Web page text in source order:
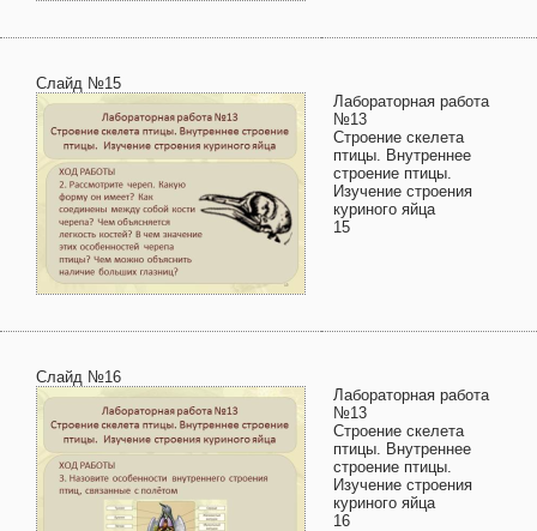
Слайд №15
Лабораторная работа
№13
Строение скелета
птицы. Внутреннее
строение птицы.
Изучение строения
куриного яйца
15
Слайд №16
Лабораторная работа
№13
Строение скелета
птицы. Внутреннее
строение птицы.
Изучение строения
куриного яйца
16